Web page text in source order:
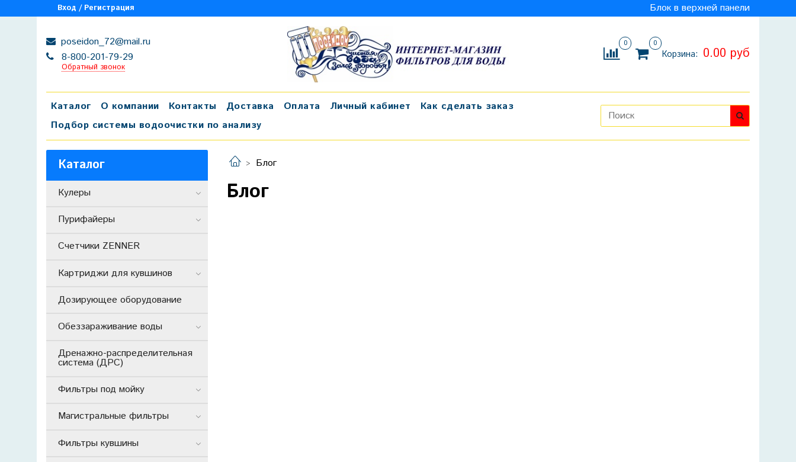
Вход / Регистрация Блок в верхней панели
poseidon_72@mail.ru
8-800-201-79-29
Обратный звонок
0 0
Корзина: 0.00 руб
Каталог О компании Контакты Доставка Оплата Личный кабинет
Как сделать заказ
Подбор системы водоочистки по анализу
Блог
Блог
Каталог
Кулеры
Пурифайеры
Счетчики ZENNER
Картриджи для кувшинов
Дозирующее оборудование
Обеззараживание воды
Дренажно-распределительная
система (ДРС)
Фильтры под мойку
Магистральные фильтры
Фильтры кувшины